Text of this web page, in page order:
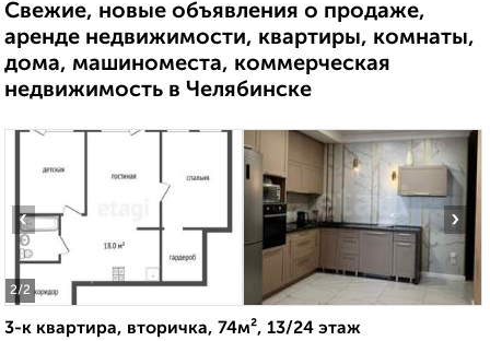
Свежие, новые объявления о продаже,
аренде недвижимости, квартиры, комнаты,
дома, машиноместа, коммерческая
недвижимость в Челябинске
2/2
‹ ›
3-к квартира, вторичка, 74м², 13/24 этаж